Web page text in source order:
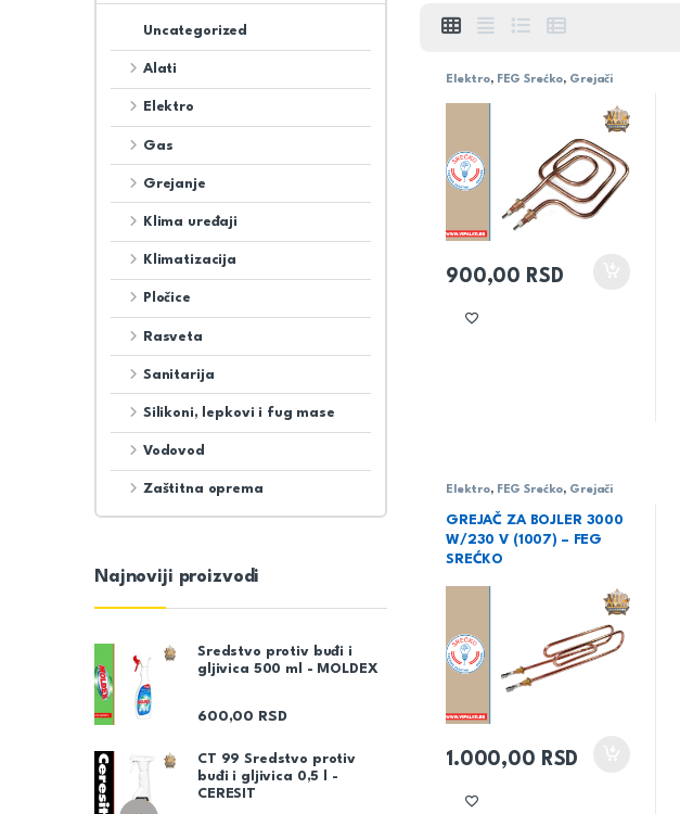
Elektro, FEG Srećko, Grejači
900,00 RSD
Elektro, FEG Srećko, Grejači
GREJAČ ZA BOJLER 3000
W/230 V (1007) – FEG
SREĆKO
1.000,00 RSD
Uncategorized
Alati
Elektro
Gas
Grejanje
Klima uređaji
Klimatizacija
Pločice
Rasveta
Sanitarija
Silikoni, lepkovi i fug mase
Vodovod
Zaštitna oprema
Najnoviji proizvodi
Sredstvo protiv buđi i
gljivica 500 ml - MOLDEX
600,00 RSD
CT 99 Sredstvo protiv
buđi i gljivica 0,5 l -
CERESIT